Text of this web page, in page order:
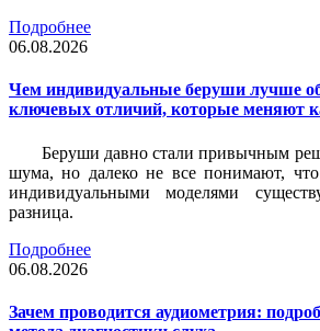
Подробнее
06.08.2026
Чем индивидуальные беруши лучше
ключевых отличий, которые меняют
Беруши давно стали привычным
шума, но далеко не все понимают,
индивидуальными моделями
разница.
Подробнее
06.08.2026
Зачем проводится аудиометрия: